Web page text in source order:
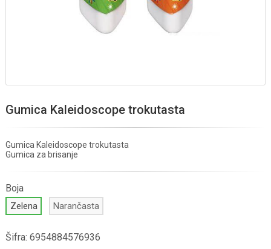
Gumica Kaleidoscope trokutasta
Gumica Kaleidoscope trokutasta
Gumica za brisanje
Boja
Zelena Narančasta
Šifra: 6954884576936